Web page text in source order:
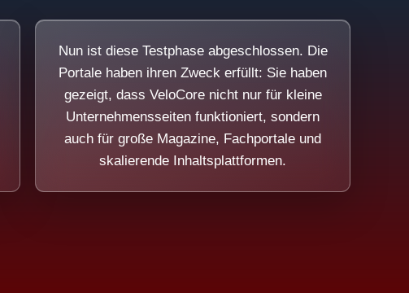
Nun ist diese Testphase abgeschlossen. Die
Portale haben ihren Zweck erfüllt: Sie haben
gezeigt, dass VeloCore nicht nur für kleine
Unternehmensseiten funktioniert, sondern
auch für große Magazine, Fachportale und
skalierende Inhaltsplattformen.